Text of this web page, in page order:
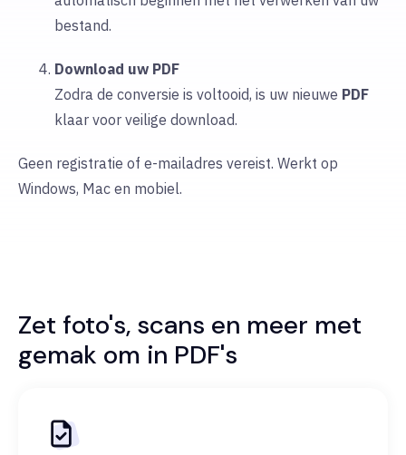
bestand.
Download uw PDF
Zodra de conversie is voltooid, is uw nieuwe PDF
klaar voor veilige download.
Geen registratie of e-mailadres vereist. Werkt op
Windows, Mac en mobiel.
Zet foto's, scans en meer met
gemak om in PDF's